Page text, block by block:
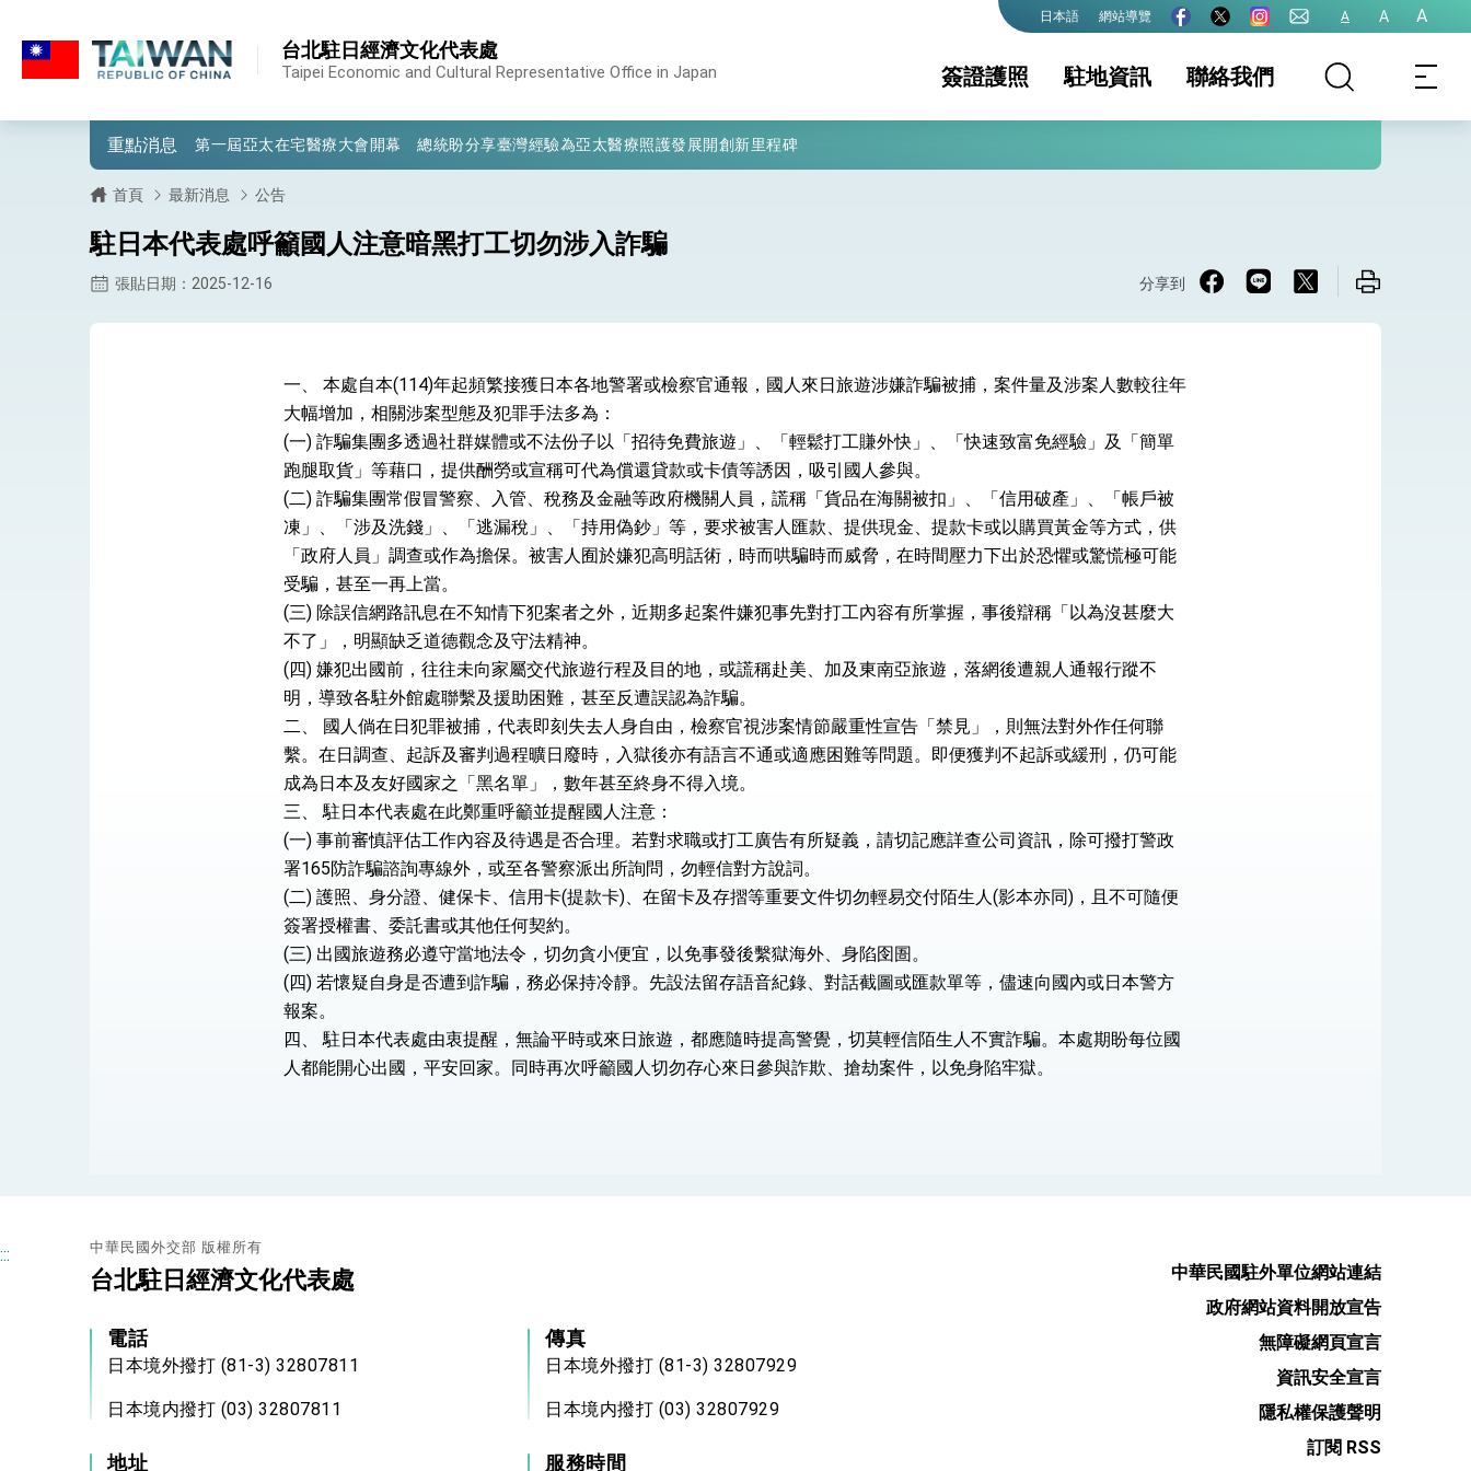
日本語 網站導覽 A A A
台北駐日經濟文化代表處
Taipei Economic and Cultural Representative Office in Japan 簽證護照
服務項目 領務最新資訊
護照
赴台
表
駐地資訊
簽證及入境須知 國家相關資訊
生活資訊
聯絡我們
重點消息
外交部重要言論
第一屆亞太在宅醫療大會開幕 總統盼分享臺灣經驗為亞太醫療照護發展開創新里程碑
外交部發布WHA文宣影片「台灣醫療點亮世界」及「台灣智慧醫療與健康產業展」預告短片，向世界展現台灣守護全球健康的創新能量
總統出訪史瓦帝尼返國談話 強調臺灣人有權利走向世界 盼與理念相近國家共同維護國際秩序
堅定走向世界 賴總統抵達史瓦帝尼王國進行國是訪問
總統與五院院長新春茶敘 盼化分歧為團結、為國家邁出合作第一步
台美貿易協議完成簽署達成6大目標、創5大歷史性突破 總統強調將以3大面向加速臺灣經濟轉型升級 籲請立院全力支持並盡速通過
臺美簽署「對等貿易協定」確立對等關稅15%且不疊加 我輸美2072項產品豁免對等關稅
總統接受「法新社」（AFP）專訪內容
外交部長林佳龍於《外交事務》撰文指出：自由世界 需要台灣，團結合作方能守護繁榮
總統主持「台美經濟繁榮夥伴對話」記者會 說明臺美合作三大戰略方向 盼與民主夥伴共同引領 下一個世代的繁榮
外交部長林佳龍接受印尼「時代雜誌」專訪，闡述印太安全局勢，籲深化台印尼半導體供應鏈合作
外交部長林佳龍午宴歡迎美國聯邦參議員蓋耶哥訪問團
外交部長林佳龍接見美國智庫「德國馬歇爾基金會」訪問團一行，深化跨大西洋戰略夥伴關係
臺美經貿談判獲階段性成果 卓揆期勉爭取時間完成「臺美對等貿易協定」簽署
卓揆：臺美關稅談判階段性結果有助臺灣取得有利戰略地位 全力支持「臺美對等貿易協定」簽署
外交部與數位發展部攜手合作，整合台灣雄厚數位實力，達成固邦榮邦目標
外交部長林佳龍主持第35次「參與亞太經濟合作策略小組」跨部會會議
民調顯示多數國人滿意政府外交表現，高度支持「總合外交」與台歐美日關係深化
總統主持「守護民主台灣國安行動方案」記者會 強調以實力守護台海和平 以決心掌握國家命運
總統重要談話
外交部重要言論
我國政府將在美國亞利桑納州設立「駐鳳凰城辦事處」，進一步深化台美交流合作
首頁 最新消息 公告
駐日本代表處呼籲國人注意暗黑打工切勿涉入詐騙
張貼日期：2025-12-16 分享到
一、 本處自本(114)年起頻繁接獲日本各地警署或檢察官通報，國人來日旅遊涉嫌詐騙被捕，案件量及涉案人數較往年
大幅增加，相關涉案型態及犯罪手法多為：
(一) 詐騙集團多透過社群媒體或不法份子以「招待免費旅遊」、「輕鬆打工賺外快」、「快速致富免經驗」及「簡單
跑腿取貨」等藉口，提供酬勞或宣稱可代為償還貸款或卡債等誘因，吸引國人參與。
(二) 詐騙集團常假冒警察、入管、稅務及金融等政府機關人員，謊稱「貨品在海關被扣」、「信用破產」、「帳戶被
凍」、「涉及洗錢」、「逃漏稅」、「持用偽鈔」等，要求被害人匯款、提供現金、提款卡或以購買黃金等方式，供
「政府人員」調查或作為擔保。被害人囿於嫌犯高明話術，時而哄騙時而威脅，在時間壓力下出於恐懼或驚慌極可能
受騙，甚至一再上當。
(三) 除誤信網路訊息在不知情下犯案者之外，近期多起案件嫌犯事先對打工內容有所掌握，事後辯稱「以為沒甚麼大
不了」，明顯缺乏道德觀念及守法精神。
(四) 嫌犯出國前，往往未向家屬交代旅遊行程及目的地，或謊稱赴美、加及東南亞旅遊，落網後遭親人通報行蹤不
明，導致各駐外館處聯繫及援助困難，甚至反遭誤認為詐騙。
二、 國人倘在日犯罪被捕，代表即刻失去人身自由，檢察官視涉案情節嚴重性宣告「禁見」，則無法對外作任何聯
繫。在日調查、起訴及審判過程曠日廢時，入獄後亦有語言不通或適應困難等問題。即便獲判不起訴或緩刑，仍可能
成為日本及友好國家之「黑名單」，數年甚至終身不得入境。
三、 駐日本代表處在此鄭重呼籲並提醒國人注意：
(一) 事前審慎評估工作內容及待遇是否合理。若對求職或打工廣告有所疑義，請切記應詳查公司資訊，除可撥打警政
署165防詐騙諮詢專線外，或至各警察派出所詢問，勿輕信對方說詞。
(二) 護照、身分證、健保卡、信用卡(提款卡)、在留卡及存摺等重要文件切勿輕易交付陌生人(影本亦同)，且不可隨便
簽署授權書、委託書或其他任何契約。
(三) 出國旅遊務必遵守當地法令，切勿貪小便宜，以免事發後繫獄海外、身陷囹圄。
(四) 若懷疑自身是否遭到詐騙，務必保持冷靜。先設法留存語音紀錄、對話截圖或匯款單等，儘速向國內或日本警方
報案。
四、 駐日本代表處由衷提醒，無論平時或來日旅遊，都應隨時提高警覺，切莫輕信陌生人不實詐騙。本處期盼每位國
人都能開心出國，平安回家。同時再次呼籲國人切勿存心來日參與詐欺、搶劫案件，以免身陷牢獄。
::: 中華民國外交部 版權所有
台北駐日經濟文化代表處
電話
日本境外撥打 (81-3) 32807811
日本境内撥打 (03) 32807811
傳真
日本境外撥打 (81-3) 32807929
日本境内撥打 (03) 32807929
地址 服務時間
中華民國駐外單位網站連結
政府網站資料開放宣告
無障礙網頁宣言
資訊安全宣言
隱私權保護聲明
訂閱 RSS